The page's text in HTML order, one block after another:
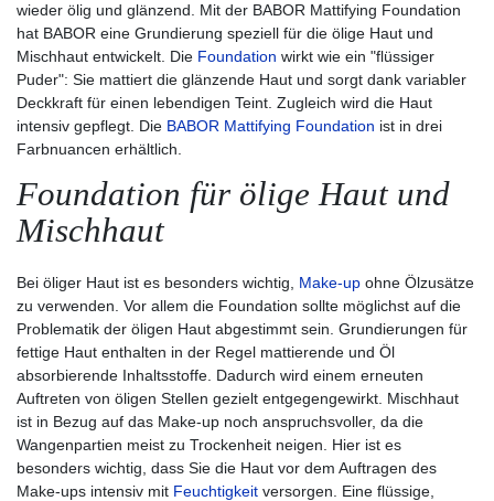
wieder ölig und glänzend. Mit der BABOR Mattifying Foundation
hat BABOR eine Grundierung speziell für die ölige Haut und
Mischhaut entwickelt. Die Foundation wirkt wie ein "flüssiger
Puder": Sie mattiert die glänzende Haut und sorgt dank variabler
Deckkraft für einen lebendigen Teint. Zugleich wird die Haut
intensiv gepflegt. Die BABOR Mattifying Foundation ist in drei
Farbnuancen erhältlich.
Foundation für ölige Haut und
Mischhaut
Bei öliger Haut ist es besonders wichtig, Make-up ohne Ölzusätze
zu verwenden. Vor allem die Foundation sollte möglichst auf die
Problematik der öligen Haut abgestimmt sein. Grundierungen für
fettige Haut enthalten in der Regel mattierende und Öl
absorbierende Inhaltsstoffe. Dadurch wird einem erneuten
Auftreten von öligen Stellen gezielt entgegengewirkt. Mischhaut
ist in Bezug auf das Make-up noch anspruchsvoller, da die
Wangenpartien meist zu Trockenheit neigen. Hier ist es
besonders wichtig, dass Sie die Haut vor dem Auftragen des
Make-ups intensiv mit Feuchtigkeit versorgen. Eine flüssige,